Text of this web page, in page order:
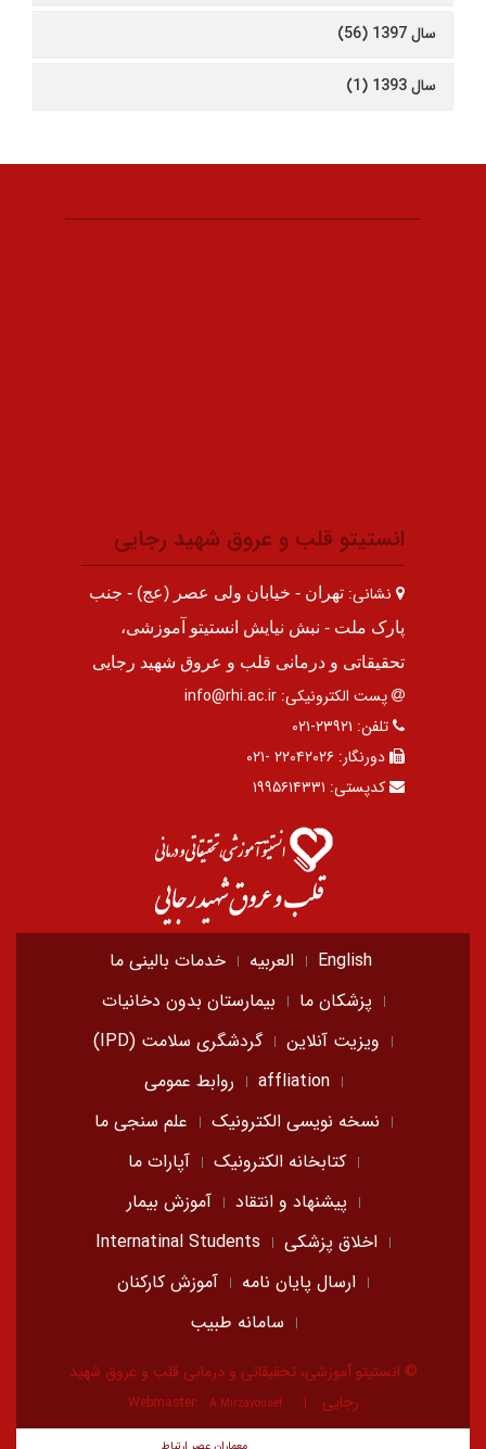
سال 1397 (56)
سال 1393 (1)
انستیتو قلب و عروق شهید رجایی
نشانی: تهران - خیابان ولی عصر (عج) - جنب
پارک ملت - نبش نیایش انستیتو آموزشی،
تحقیقاتی و درمانی قلب و عروق شهید رجایی
پست الکترونیکی: info@rhi.ac.ir
تلفن: ۲۳۹۲۱-۰۲۱
دورنگار: ۲۲۰۴۲۰۲۶ -۰۲۱
کدپستی: ۱۹۹۵۶۱۴۳۳۱
English العربیه
خدمات بالینی ما
پزشکان ما
بیمارستان بدون دخانیات
ویزیت آنلاین
گردشگری سلامت (IPD)
affliation
روابط عمومی
نسخه نویسی الکترونیک
علم سنجی ما
کتابخانه الکترونیک
آپارات ما
پیشنهاد و انتقاد
آموزش بیمار
اخلاق پزشکی
Internatinal Students
ارسال پایان نامه
آموزش کارکنان
سامانه طبیب
© انستیتو آموزشی، تحقیقاتی و درمانی قلب و عروق شهید
رجایی
Webmaster: A.Mirzayousef